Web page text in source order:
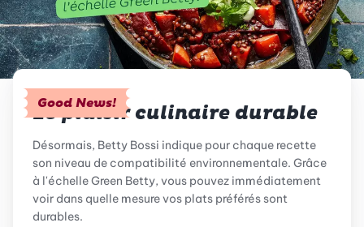
Good News!
Le plaisir culinaire durable
Désormais, Betty Bossi indique pour chaque recette
son niveau de compatibilité environnementale. Grâce
à l'échelle Green Betty, vous pouvez immédiatement
voir dans quelle mesure vos plats préférés sont
durables.